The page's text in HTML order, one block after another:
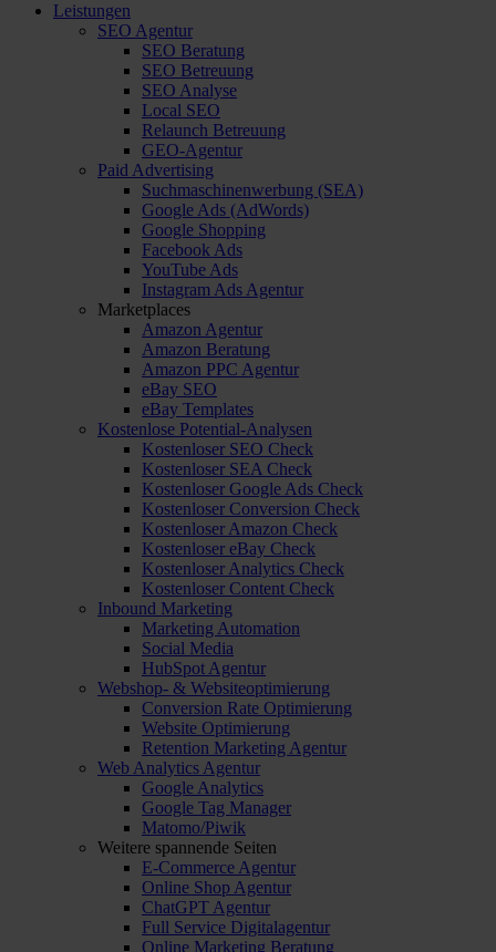
Leistungen
SEO Agentur
SEO Beratung
SEO Betreuung
SEO Analyse
Local SEO
Relaunch Betreuung
GEO-Agentur
Paid Advertising
Suchmaschinenwerbung (SEA)
Google Ads (AdWords)
Google Shopping
Facebook Ads
YouTube Ads
Instagram Ads Agentur
Marketplaces
Amazon Agentur
Amazon Beratung
Amazon PPC Agentur
eBay SEO
eBay Templates
Kostenlose Potential-Analysen
Kostenloser SEO Check
Kostenloser SEA Check
Kostenloser Google Ads Check
Kostenloser Conversion Check
Kostenloser Amazon Check
Kostenloser eBay Check
Kostenloser Analytics Check
Kostenloser Content Check
Inbound Marketing
Marketing Automation
Social Media
HubSpot Agentur
Webshop- & Websiteoptimierung
Conversion Rate Optimierung
Website Optimierung
Retention Marketing Agentur
Web Analytics Agentur
Google Analytics
Google Tag Manager
Matomo/Piwik
Weitere spannende Seiten
E-Commerce Agentur
Online Shop Agentur
ChatGPT Agentur
Full Service Digitalagentur
Online Marketing Beratung